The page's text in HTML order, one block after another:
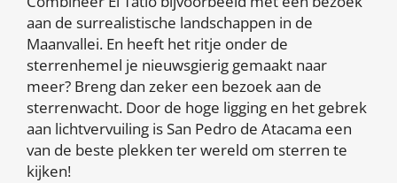
aan de surrealistische landschappen in de
Maanvallei. En heeft het ritje onder de
sterrenhemel je nieuwsgierig gemaakt naar
meer? Breng dan zeker een bezoek aan de
sterrenwacht. Door de hoge ligging en het gebrek
aan lichtvervuiling is San Pedro de Atacama een
van de beste plekken ter wereld om sterren te
kijken!